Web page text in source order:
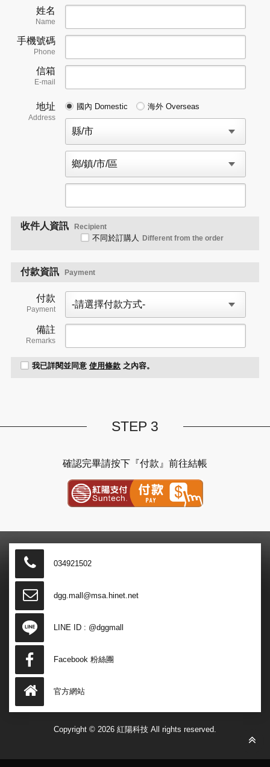
姓名
Name
手機號碼
Phone
信箱
E-mail
地址
Address
國內 Domestic 海外 Overseas
收件人資訊 Recipient
不同於訂購人 Different from the order
付款資訊 Payment
付款
Payment
備註
Remarks
我已詳閱並同意 使用條款 之內容。
STEP 3
確認完畢請按下『付款』前往結帳
紅陽金流付款
034921502
dgg.mall@msa.hinet.net
LINE ID : @dggmall
Facebook 粉絲團
官方網站
Copyright © 2026 紅陽科技 All rights reserved.